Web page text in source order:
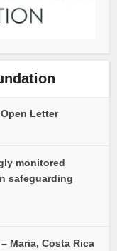
Letter
monitored
safeguarding
Maria, Costa Rica